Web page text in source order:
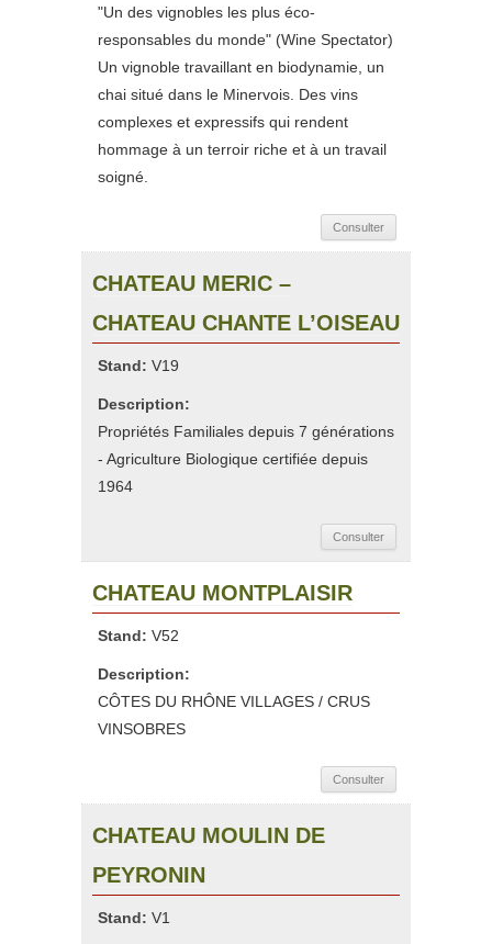
"Un des vignobles les plus éco-
responsables du monde" (Wine Spectator)
Un vignoble travaillant en biodynamie, un
chai situé dans le Minervois. Des vins
complexes et expressifs qui rendent
hommage à un terroir riche et à un travail
soigné.
Consulter
CHATEAU MERIC –
CHATEAU CHANTE L’OISEAU
Stand: V19
Description:
Propriétés Familiales depuis 7 générations
- Agriculture Biologique certifiée depuis
1964
Consulter
CHATEAU MONTPLAISIR
Stand: V52
Description:
CÔTES DU RHÔNE VILLAGES / CRUS
VINSOBRES
Consulter
CHATEAU MOULIN DE
PEYRONIN
Stand: V1